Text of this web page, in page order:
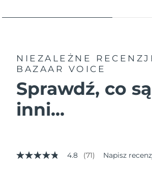
NIEZALEŻNE
BAZAAR VOICE
Sprawdź, co
inni...
4.8
4.8 (71) Napisz